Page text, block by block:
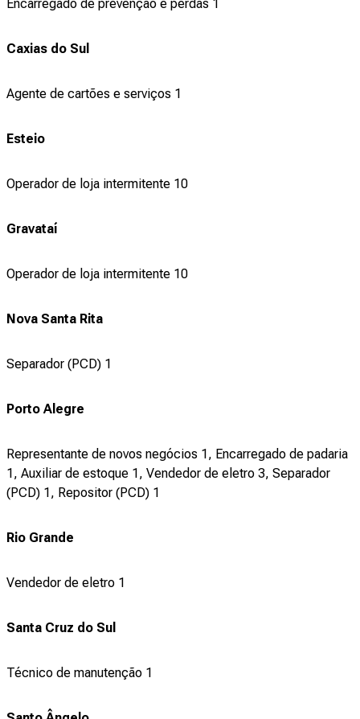
Encarregado de prevenção e perdas 1
Caxias do Sul
Agente de cartões e serviços 1
Esteio
Operador de loja intermitente 10
Gravataí
Operador de loja intermitente 10
Nova Santa Rita
Separador (PCD) 1
Porto Alegre
Representante de novos negócios 1, Encarregado de padaria
1, Auxiliar de estoque 1, Vendedor de eletro 3, Separador
(PCD) 1, Repositor (PCD) 1
Rio Grande
Vendedor de eletro 1
Santa Cruz do Sul
Técnico de manutenção 1